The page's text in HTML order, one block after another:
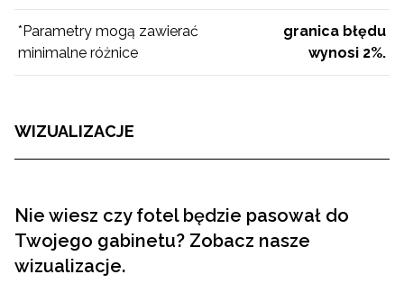
*Parametry mogą zawierać
minimalne różnice
granica błędu
wynosi 2%.
WIZUALIZACJE
Nie wiesz czy fotel będzie pasował do
Twojego gabinetu? Zobacz nasze
wizualizacje.